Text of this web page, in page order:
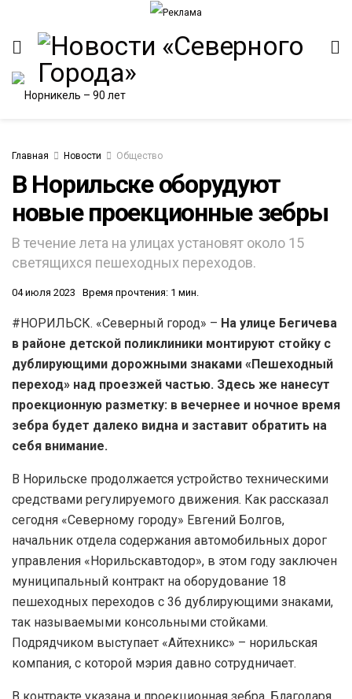
Главная Новости Общество
В Норильске оборудуют
новые проекционные зебры
В течение лета на улицах установят около 15
светящихся пешеходных переходов.
04 июля 2023 Время прочтения: 1 мин.
#НОРИЛЬСК. «Северный город» – На улице Бегичева
в районе детской поликлиники монтируют стойку с
дублирующими дорожными знаками «Пешеходный
переход» над проезжей частью. Здесь же нанесут
проекционную разметку: в вечернее и ночное время
зебра будет далеко видна и заставит обратить на
себя внимание.
В Норильске продолжается устройство техническими
средствами регулируемого движения. Как рассказал
сегодня «Северному городу» Евгений Болгов,
начальник отдела содержания автомобильных дорог
управления «Норильскавтодор», в этом году заключен
муниципальный контракт на оборудование 18
пешеходных переходов с 36 дублирующими знаками,
так называемыми консольными стойками.
Подрядчиком выступает «Айтехникс» – норильская
компания, с которой мэрия давно сотрудничает.
В контракте указана и проекционная зебра. Благодаря